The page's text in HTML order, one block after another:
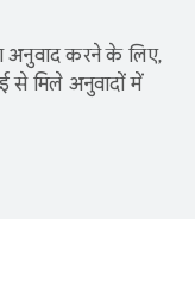
अनुवाद करने के लिए,
से मिले अनुवादों में